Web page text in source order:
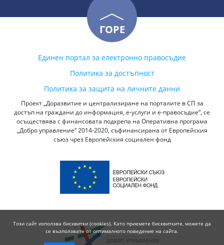
ГОРЕ
Единен портал за електронно правосъдие
Политика за достъпност
Политика за защита на личните данни
Проект „Доразвитие и централизиране на порталите в СП за
достъп на граждани до информация, е-услуги и е-правосъдие“, се
осъществява с финансовата подкрепа на Оперативна програма
„Добро управление“ 2014-2020, съфинансирана от Европейския
съюз чрез Европейския социален фонд
Този сайт използва бисквитки (cookies). Като приемете бисквитките, можете да
се възползвате от оптималното поведение на сайта.